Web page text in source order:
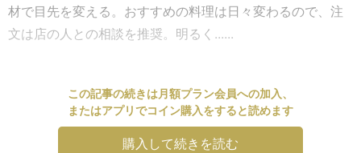
材で目先を変える。おすすめの料理は日々変わるので、注
文は店の人との相談を推奨。明るく......
この記事の続きは月額プラン会員への加入、
またはアプリでコイン購入をすると読めます
購入して続きを読む